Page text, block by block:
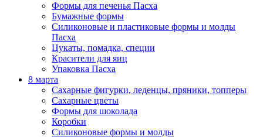
Формы для печенья Пасха
Бумажные формы
Силиконовые и пластиковые формы и молды
Пасха
Цукаты, помадка, специи
Красители для яиц
Упаковка Пасха
8 марта
Сахарные фигурки, леденцы, пряники, топперы
Сахарные цветы
Формы для шоколада
Коробки
Силиконовые формы и молды